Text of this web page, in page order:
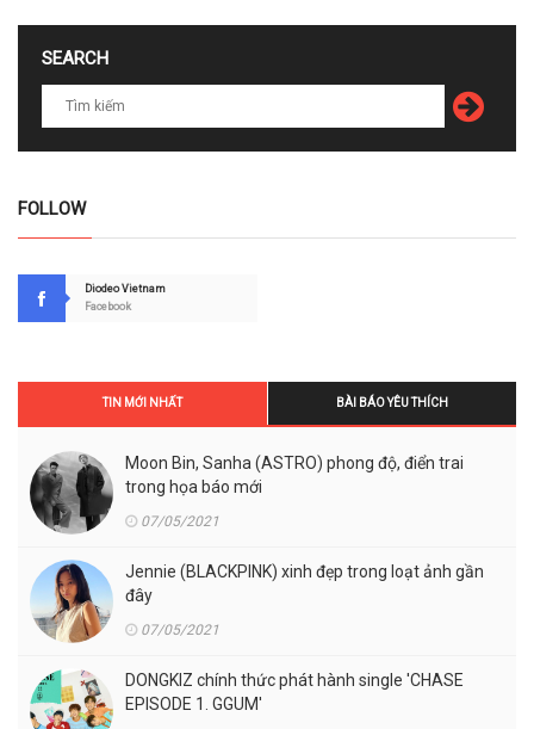
SEARCH
FOLLOW
Diodeo Vietnam
Facebook
TIN MỚI NHẤT BÀI BÁO YÊU THÍCH
Moon Bin, Sanha (ASTRO) phong độ, điển trai
trong họa báo mới
07/05/2021
Jennie (BLACKPINK) xinh đẹp trong loạt ảnh gần
đây
07/05/2021
DONGKIZ chính thức phát hành single 'CHASE
EPISODE 1. GGUM'